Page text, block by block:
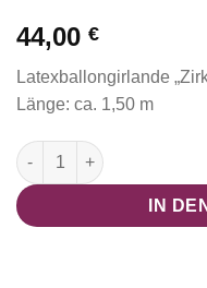
44,00 €
Latexballongirlande
Länge: ca. 1,50 m
Latexballongirlande
IN